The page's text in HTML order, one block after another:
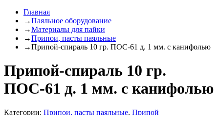
Главная
→Паяльное оборудование
→Материалы для пайки
→Припои, пасты паяльные
→Припой-спираль 10 гр. ПОС-61 д. 1 мм. с канифолью
Припой-спираль 10 гр.
ПОС-61 д. 1 мм. с канифолью
Категории: Припои, пасты паяльные, Припой